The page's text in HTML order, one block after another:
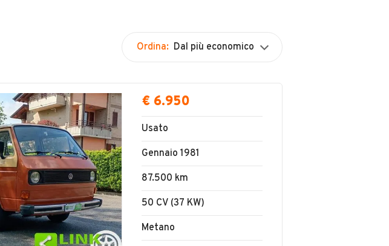
Ordina: Dal più economico
€ 6.950
Usato
Gennaio 1981
87.500 km
50 CV (37 KW)
Metano